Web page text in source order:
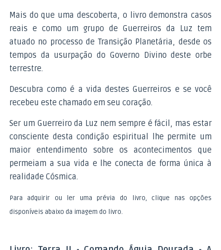
Mais do que uma descoberta, o livro demonstra casos
reais e como um grupo de Guerreiros da Luz tem
atuado no processo de Transição Planetária, desde os
tempos da usurpação do Governo Divino deste orbe
terrestre.
Descubra como é a vida destes Guerreiros e se você
recebeu este chamado em seu coração.
Ser um Guerreiro da Luz nem sempre é fácil, mas estar
consciente desta condição espiritual lhe permite um
maior entendimento sobre os acontecimentos que
permeiam a sua vida e lhe conecta de forma única à
realidade Cósmica.
Para adquirir ou ler uma prévia do livro, clique nas opções
disponíveis abaixo da imagem do livro.